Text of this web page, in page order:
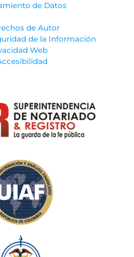
de Datos
de Autor
de la Información
Web